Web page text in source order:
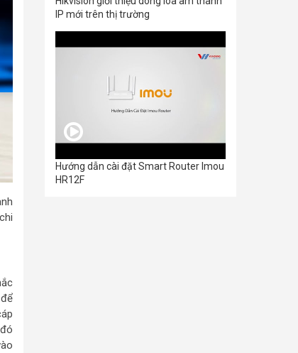
IP mới trên thị trường
Hướng dẫn cài đặt Smart Router Imou
HR12F